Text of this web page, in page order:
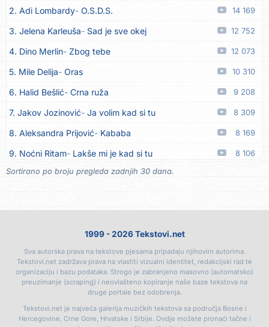
13. Grupa TNT Rijeka Via Roma, nikad doma 07.08
14. Zaim Imamović Kada moja mladost prođe 07.08
15. Azra Husarkić Do zadnje kapi 07.08
16. Dinacordi Luna Band 07.08
17. Pet za 5 Pozdravi mi Stubicu 07.08
18. Dinacordi Luna Band Anđeo moj 07.08
19. Vesna Kartuš Vrati se 07.08
20. Severina Pozovi me ti (Anksiozna) 06.08
21. Fidellio Summer Time
Daj mu sve što si dala meni
25. Gustafi Imala je oči pospane 06.08
26. Marko Nedug Pjesma za tebe 06.08
Pozitiva
28. Bruno Krajcar Za nas 06.08
2. Adi Lombardy O.S.D.S. 14 169
3. Jelena Karleuša Sad je sve okej 12 752
4. Dino Merlin Zbog tebe 12 073
5. Mile Delija Oras 10 310
6. Halid Bešlić Crna ruža 9 208
7. Jakov Jozinović Ja volim kad si tu 8 309
8. Aleksandra Prijović Kababa 8 169
9. Noćni Ritam Lakše mi je kad si tu 8 106
10. Halid Bešlić Ljiljani
Ovo u grudima
14. Noćni Ritam Rekla si mi 6 501
15. Karlo! Mon amour 6 392
16. Džej Ramadanovski Ova mačka do mene
17. Amira Medunjanin Pjevat ćemo šta nam srce zna 6 004
Sortirano po broju pregleda zadnjih 30 dana.
1999 - 2026 Tekstovi.net
Sva autorska prava na tekstove pjesama pripadaju njihovim autorima.
Tekstovi.net zadržava prava na vlastiti vizualni identitet, redakcijski rad te
organizaciju i bazu podataka. Strogo je zabranjeno masovno (automatsko)
preuzimanje (scraping) i neovlašteno kopiranje naše baze tekstova na
druge portale bez odobrenja.
Tekstovi.net je najveća galerija muzičkih tekstova sa područja Bosne i
Hercegovine, Crne Gore, Hrvatske i Srbije. Ovdje možete pronaći tačne i